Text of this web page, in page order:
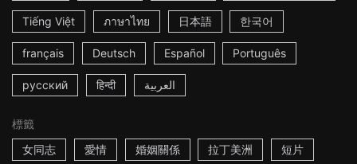
Tiếng Việt ภาษาไทย 日本語 한국어
français Deutsch Español Português
русский हिन्दी العربية
標籤
女同志
愛情 婚姻關係 拉丁美洲 短片